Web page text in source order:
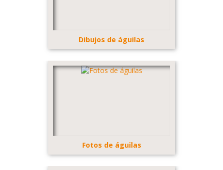
Dibujos de águilas
Fotos de águilas